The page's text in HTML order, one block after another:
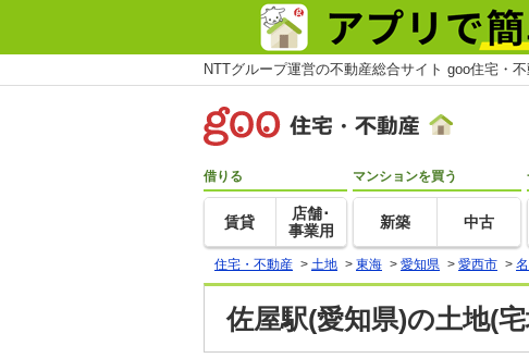
NTTグループ運営の不動産総合サイト goo住宅・不
借りる
賃貸
店舗･
事業用
マンションを買う
新築 中古
住宅・不動産 > 土地 > 東海 > 愛知県 > 愛西市 >
佐屋駅(愛知県)の土地(